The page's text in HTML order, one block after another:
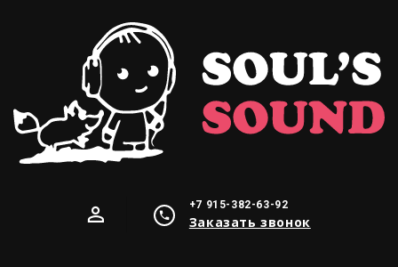
+7 915-382-63-92
Заказать звонок